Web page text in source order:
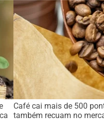
Café cai mais de 500
também recuam no